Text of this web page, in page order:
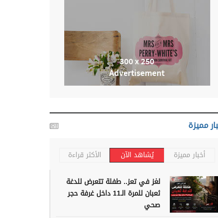
مميزة
أخبار مميزة يُشاهد الآن الأكثر قراءة
لغز في تعز.. طفلة تتعرض للدغة
ثعبان للمرة الـ11 داخل غرفة حجر
صحي